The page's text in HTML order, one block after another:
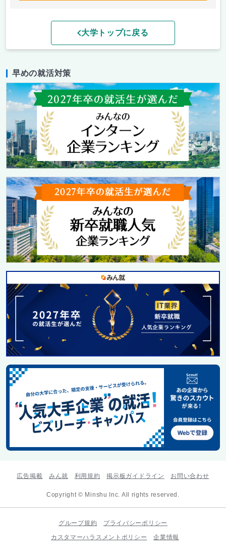
大学トップに戻る
早めの就活対策
広告掲載 みん就 利用規約 掲示板ガイドライン お問い合わせ
Copyright © Minshu Inc. All rights reserved.
グループ規約
プライバシーポリシー
カスタマーハラスメントポリシー
企業情報